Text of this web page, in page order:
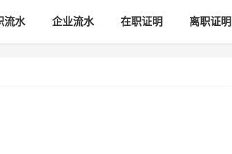
流水 企业流水 在职证明 离职证明